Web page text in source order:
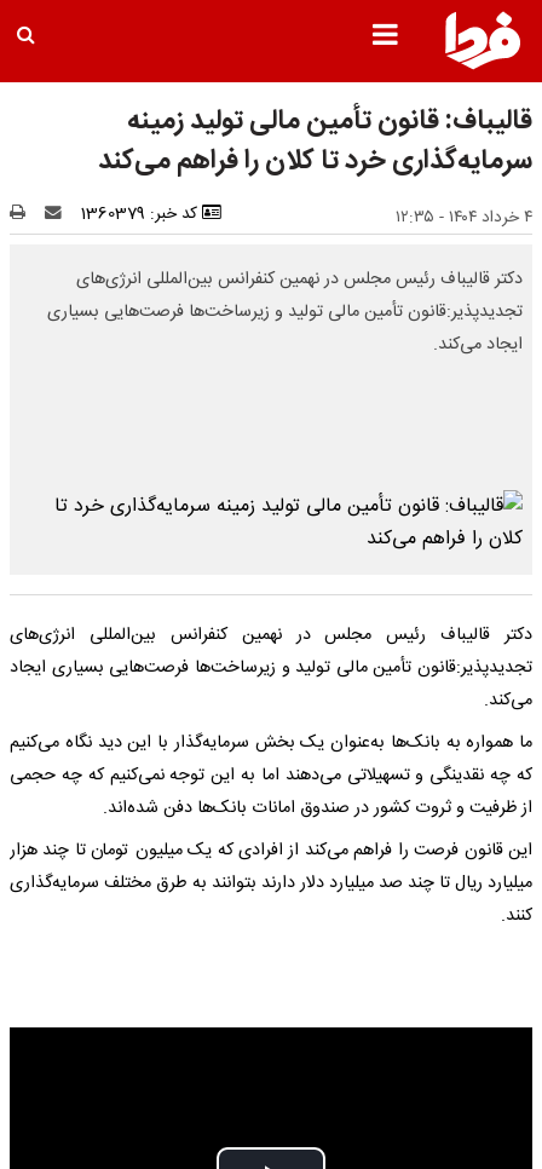
قالیباف: قانون تأمین مالی تولید زمینه
سرمایه‌گذاری خرد تا کلان را فراهم می‌کند
۴ خرداد ۱۴۰۴ - ۱۲:۳۵ کد خبر: 1360379
دکتر قالیباف رئیس مجلس در نهمین کنفرانس بین‌المللی انرژی‌های
تجدیدپذیر:قانون تأمین مالی تولید و زیرساخت‌ها فرصت‌هایی بسیاری
ایجاد می‌کند.
دکتر قالیباف رئیس مجلس در نهمین کنفرانس بین‌المللی انرژی‌های
تجدیدپذیر:قانون تأمین مالی تولید و زیرساخت‌ها فرصت‌هایی بسیاری ایجاد
می‌کند.
ما همواره به بانک‌ها به‌عنوان یک بخش سرمایه‌گذار با این دید نگاه می‌کنیم
که چه نقدینگی و تسهیلاتی می‌دهند اما به این توجه نمی‌کنیم که چه حجمی
از ظرفیت و ثروت کشور در صندوق امانات بانک‌ها دفن شده‌اند.
این قانون فرصت را فراهم می‌کند از افرادی که یک میلیون تومان تا چند هزار
میلیارد ریال تا چند صد میلیارد دلار دارند بتوانند به طرق مختلف سرمایه‌گذاری
کنند.